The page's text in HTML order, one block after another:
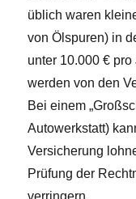
üblich waren
von Ölspuren) in
unter 10.000 € pro
werden von den
Bei einem
Autowerkstatt)
Versicherung
Prüfung der
verringern.